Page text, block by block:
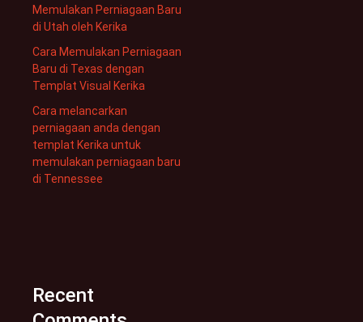
Memulakan Perniagaan Baru
di Utah oleh Kerika
Cara Memulakan Perniagaan
Baru di Texas dengan
Templat Visual Kerika
Cara melancarkan
perniagaan anda dengan
templat Kerika untuk
memulakan perniagaan baru
di Tennessee
Recent